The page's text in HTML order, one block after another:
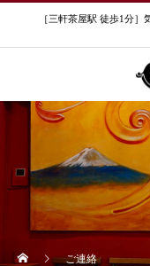
［三軒茶屋駅 徒歩1分
ご連絡